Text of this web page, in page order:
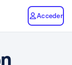
Acceder